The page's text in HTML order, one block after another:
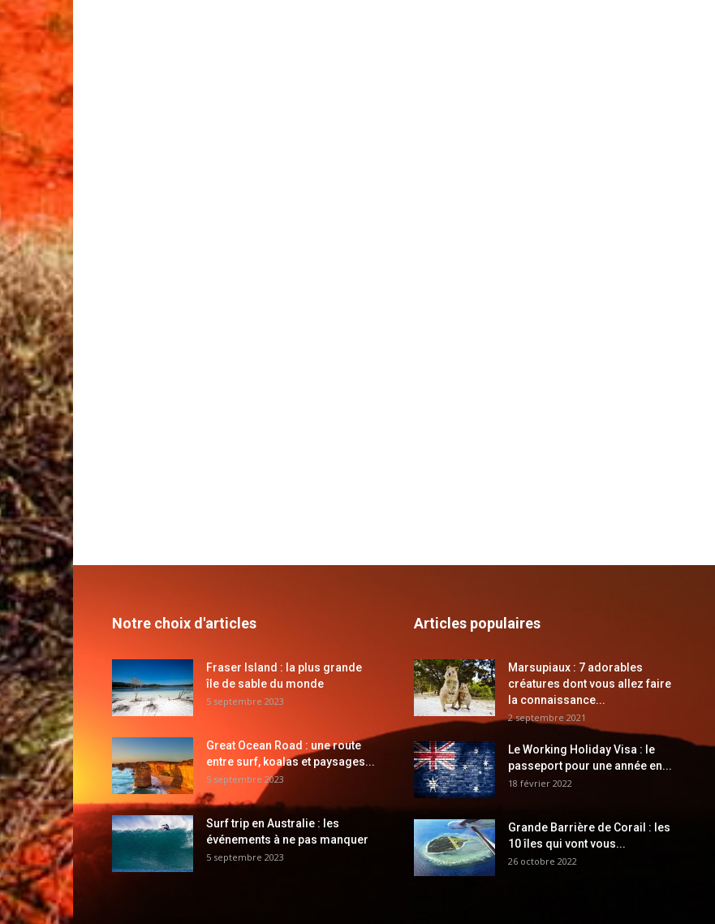
Notre choix d'articles
Fraser Island : la plus grande
île de sable du monde
5 septembre 2023
Great Ocean Road : une route
entre surf, koalas et paysages...
5 septembre 2023
Surf trip en Australie : les
événements à ne pas manquer
5 septembre 2023
Articles populaires
Marsupiaux : 7 adorables
créatures dont vous allez faire
la connaissance...
2 septembre 2021
Le Working Holiday Visa : le
passeport pour une année en...
18 février 2022
Grande Barrière de Corail : les
10 îles qui vont vous...
26 octobre 2022